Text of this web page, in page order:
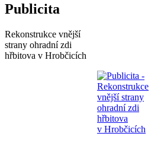
Publicita
Rekonstrukce vnější
strany ohradní zdi
hřbitova v Hrobčicích